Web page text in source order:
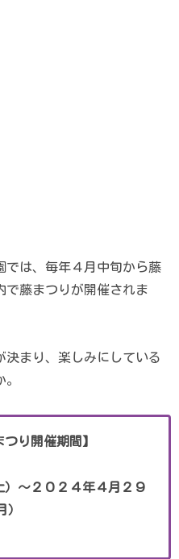
では、毎年４月中旬から藤
で藤まつりが開催されま
決まり、楽しみにしている
つり開催期間】
～２０２４年４月２９
）